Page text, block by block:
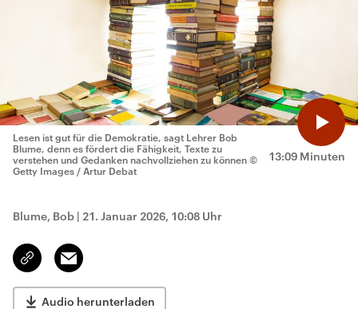
13:09 Minuten
Lesen ist gut für die Demokratie, sagt Lehrer Bob
Blume, denn es fördert die Fähigkeit, Texte zu
verstehen und Gedanken nachvollziehen zu können ©
Getty Images / Artur Debat
Blume, Bob | 21. Januar 2026, 10:08 Uhr
Link
kopieren/teilen
Email
Audio herunterladen